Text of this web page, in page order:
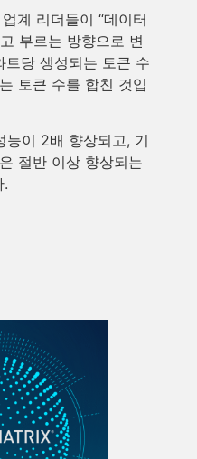
계 리더들이 “데이터
부르는 방향으로 변
트당 생성되는 토큰 수
토큰 수를 합친 것입
능이 2배 향상되고, 기
절반 이상 향상되는
.